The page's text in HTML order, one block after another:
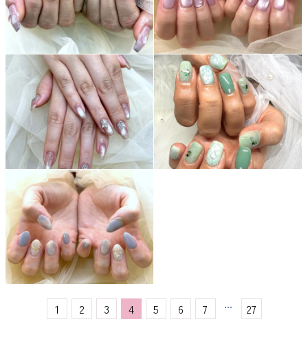
1 2 3 4 5 6 7 ... 27